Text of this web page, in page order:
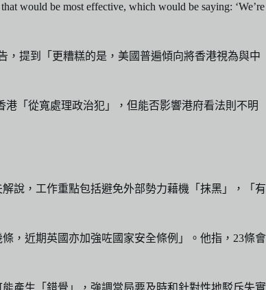
be most effective, which would be saying: ‘We’re
，提到「更糟糕的是，美國普遍傾向將香港視為與中
港「從寬處理政治犯」，但能否影響港府看法則不明
說，工作重點包括避免外部勢力藉機「抹黑」，「有
，近期英國亦加強咗國家安全條例」。他指，23條會
產生「錯覺」，強調當局要及時和針對性地駁斥失實